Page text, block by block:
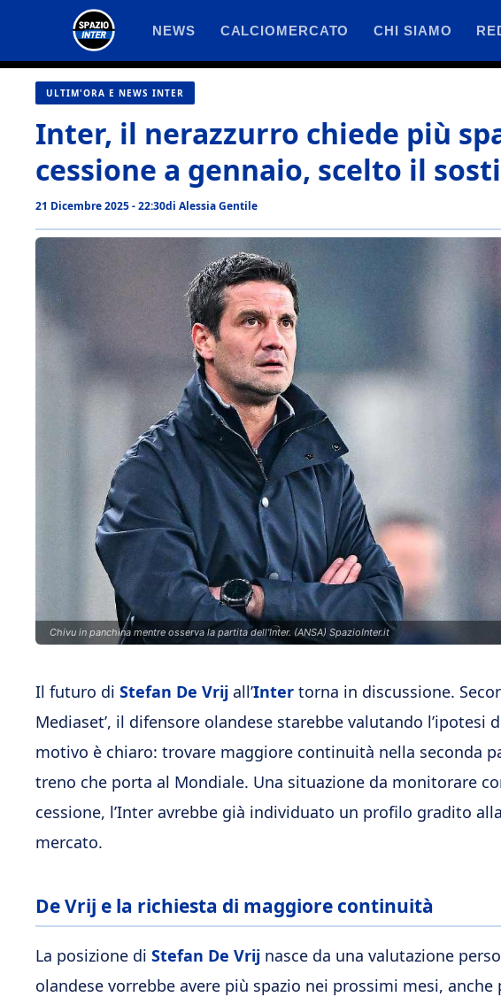
contenuto
NEWS CALCIOMERCATO CHI SIAMO
ULTIM'ORA E NEWS INTER
Inter, il nerazzurro chiede più
cessione a gennaio, scelto il
21 Dicembre 2025 - 22:30di Alessia Gentile
Chivu in panchina mentre osserva la partita dell'Inter. (ANSA) SpazioInter.it
Il futuro di Stefan De Vrij all’Inter torna in discussione.
Mediaset’, il difensore olandese starebbe valutando l’ipotesi
motivo è chiaro: trovare maggiore continuità nella seconda
treno che porta al Mondiale. Una situazione da monitorare
cessione, l’Inter avrebbe già individuato un profilo gradito
mercato.
De Vrij e la richiesta di maggiore continuità
La posizione di Stefan De Vrij nasce da una valutazione
olandese vorrebbe avere più spazio nei prossimi mesi,